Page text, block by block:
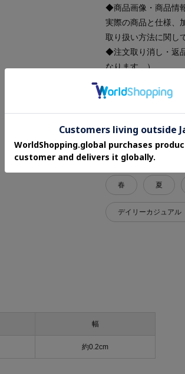
◆商品画像・商品情
実際の商品と仕様、
取り扱い方法に関し
◆注文取り消し・返
なります。）
◆お届け時期の違う
て揃ってからの発送
各お届け時期毎に
ープについてはこちら
関連タグ
春 夏
デイリーカジュアル
幅
約0.2cm